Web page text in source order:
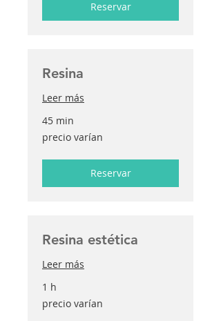
Reservar
Resina
Leer más
45 min
varían
precio varían
Reservar
Resina estética
Leer más
1 h
varían
precio varían